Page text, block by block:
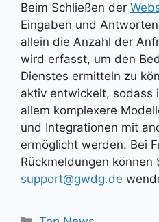
Beim Schließen der
Eingaben und
allein die Anzahl der
wird erfasst, um den
Dienstes ermitteln zu
aktiv entwickelt, sodass
allem komplexere
und Integrationen mit
ermöglicht werden. Bei
Rückmeldungen können
support@gwdg.de
Kategorien